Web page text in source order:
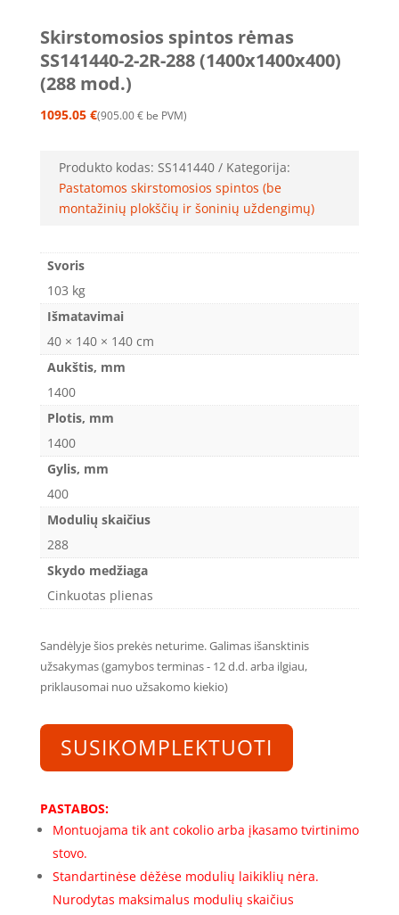
Skirstomosios spintos rėmas
SS141440-2-2R-288 (1400x1400x400)
(288 mod.)
1095.05 € 905.00€ be PVM
Produkto kodas: SS141440
Kategorija:
Pastatomos skirstomosios spintos (be
montažinių plokščių ir šoninių uždengimų)
Svoris
103 kg
Išmatavimai
40 × 140 × 140 cm
Aukštis, mm
1400
Plotis, mm
1400
Gylis, mm
400
Modulių skaičius
288
Skydo medžiaga
Cinkuotas plienas
Sandėlyje šios prekės neturime. Galimas išansktinis
užsakymas (gamybos terminas - 12 d.d. arba ilgiau,
priklausomai nuo užsakomo kiekio)
SUSIKOMPLEKTUOTI
PASTABOS:
Montuojama tik ant cokolio arba įkasamo tvirtinimo
stovo.
Standartinėse dėžėse modulių laikiklių nėra.
Nurodytas maksimalus modulių skaičius